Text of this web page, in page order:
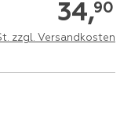
34,90
zzgl. Versandkosten